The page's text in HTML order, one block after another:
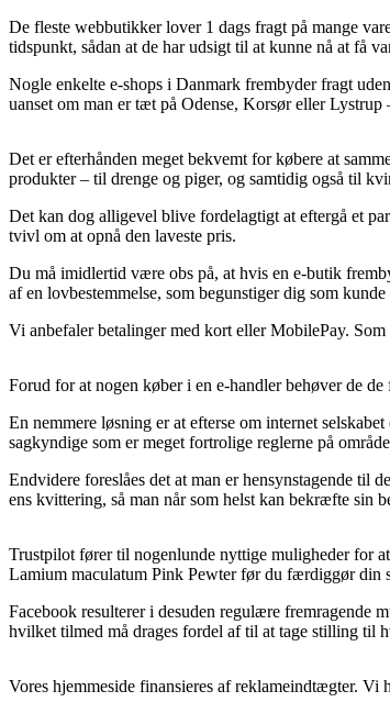
De fleste webbutikker lover 1 dags fragt på mange
tidspunkt, sådan at de har udsigt til at kunne nå at få
Nogle enkelte e-shops i Danmark frembyder fragt
uanset om man er tæt på Odense, Korsør eller
Det er efterhånden meget bekvemt for købere at
produkter – til drenge og piger, og samtidig også til
Det kan dog alligevel blive fordelagtigt at eftergå et
tvivl om at opnå den laveste pris.
Du må imidlertid være obs på, at hvis en e-butik
af en lovbestemmelse, som begunstiger dig som
Vi anbefaler betalinger med kort eller MobilePay.
Forud for at nogen køber i en e-handler behøver de
En nemmere løsning er at efterse om internet
sagkyndige som er meget fortrolige reglerne på
Endvidere foreslåes det at man er hensynstagende
ens kvittering, så man når som helst kan bekræfte sin
Trustpilot fører til nogenlunde nyttige muligheder for
Lamium maculatum Pink Pewter før du færdiggør din
Facebook resulterer i desuden regulære fremragende
hvilket tilmed må drages fordel af til at tage stilling til
Vores hjemmeside finansieres af reklameindtægter. Vi